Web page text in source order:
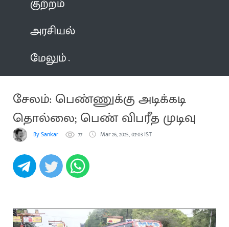
அரசியல்
மேலும்
சேலம்: பெண்ணுக்கு அடிக்கடி
தொல்லை; பெண் விபரீத முடிவு
By Sankar 77 Mar 26, 2025, 07:03 IST